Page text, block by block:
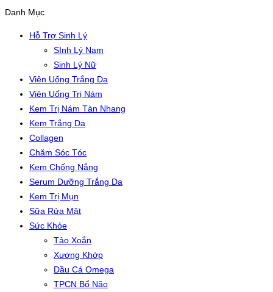
Danh Mục
Hỗ Trợ Sinh Lý
SInh Lý Nam
Sinh Lý Nữ
Viên Uống Trắng Da
Viên Uống Trị Nám
Kem Trị Nám Tàn Nhang
Kem Trắng Da
Collagen
Chăm Sóc Tóc
Kem Chống Nắng
Serum Dưỡng Trắng Da
Kem Trị Mụn
Sữa Rửa Mặt
Sức Khỏe
Tảo Xoắn
Xương Khớp
Dầu Cá Omega
TPCN Bổ Não